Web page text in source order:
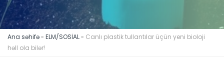
Ana səhifə » ELM/SOSİAL » Canlı plastik tullantılar üçün yeni bioloji
həll ola bilər!